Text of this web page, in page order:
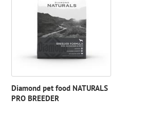
Diamond pet food NATURALS
PRO BREEDER